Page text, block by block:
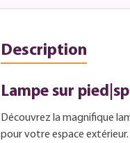
Description
Lampe sur
Découvrez la magnifique
pour votre espace